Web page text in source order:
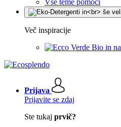
Vse teme pomoči
Več inspiracije
Bio in
Prijava
Prijavite se zdaj
Ste tukaj prvič?